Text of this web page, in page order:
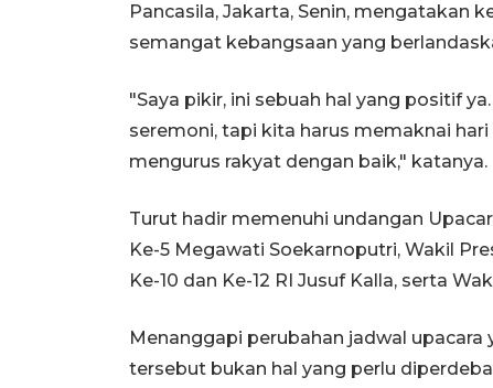
Pancasila, Jakarta, Senin, mengatakan
semangat kebangsaan yang
"Saya pikir, ini sebuah hal yang positif
seremoni, tapi kita harus memaknai
mengurus rakyat dengan baik," katanya.
Turut hadir memenuhi undangan
Ke-5 Megawati Soekarnoputri, Wakil
Ke-10 dan Ke-12 RI Jusuf Kalla, serta
Menanggapi perubahan jadwal upacara
tersebut bukan hal yang perlu